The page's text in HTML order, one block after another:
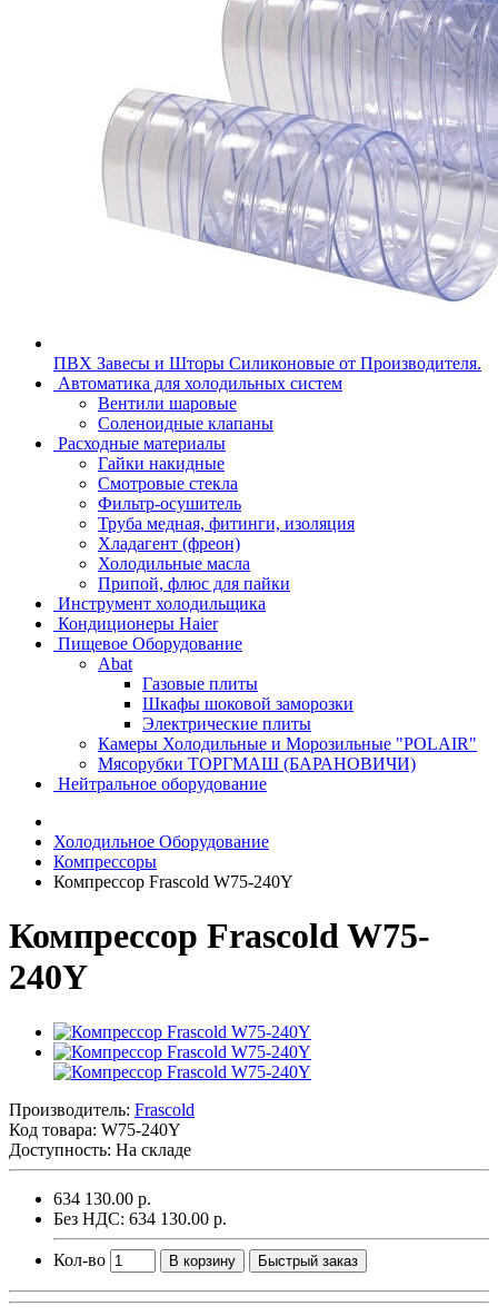
ПВХ Завесы и Шторы Силиконовые от Производителя.
Автоматика для холодильных систем
Вентили шаровые
Соленоидные клапаны
Расходные материалы
Гайки накидные
Смотровые стекла
Фильтр-осушитель
Труба медная, фитинги, изоляция
Хладагент (фреон)
Холодильные масла
Припой, флюс для пайки
Инструмент холодильщика
Кондиционеры Haier
Пищевое Оборудование
Abat
Газовые плиты
Шкафы шоковой заморозки
Электрические плиты
Камеры Холодильные и Морозильные "POLAIR"
Мясорубки ТОРГМАШ (БАРАНОВИЧИ)
Нейтральное оборудование
Холодильное Оборудование
Компрессоры
Компрессор Frascold W75-240Y
Компрессор Frascold W75-
240Y
Производитель: Frascold
Код товара: W75-240Y
Доступность: На складе
634 130.00 р.
Без НДС: 634 130.00 р.
Кол-во В корзину Быстрый заказ